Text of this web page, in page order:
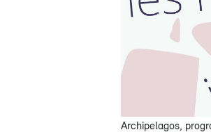
Archipelagos,